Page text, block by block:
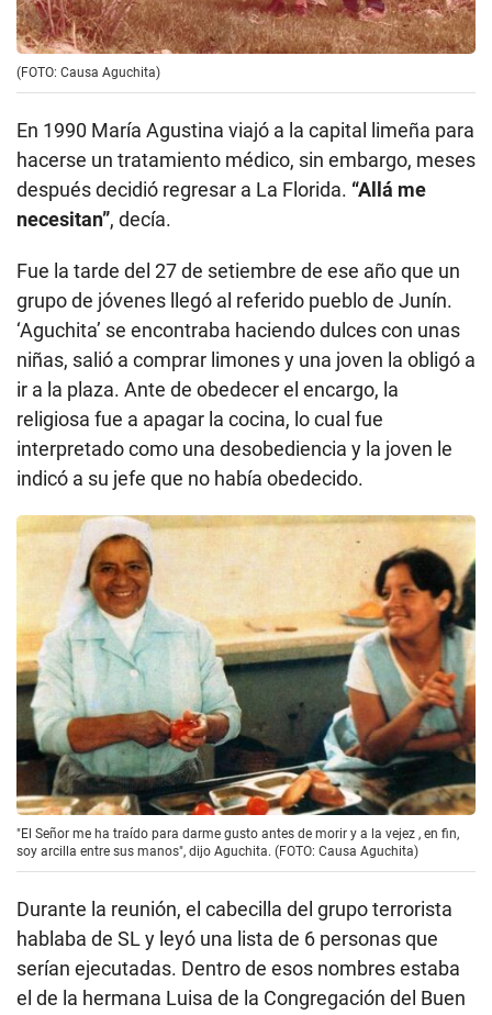
(FOTO: Causa Aguchita)
En 1990 María Agustina viajó a la capital limeña para
hacerse un tratamiento médico, sin embargo, meses
después decidió regresar a La Florida. “Allá me
necesitan”, decía.
Fue la tarde del 27 de setiembre de ese año que un
grupo de jóvenes llegó al referido pueblo de Junín.
‘Aguchita’ se encontraba haciendo dulces con unas
niñas, salió a comprar limones y una joven la obligó a
ir a la plaza. Ante de obedecer el encargo, la
religiosa fue a apagar la cocina, lo cual fue
interpretado como una desobediencia y la joven le
indicó a su jefe que no había obedecido.
"El Señor me ha traído para darme gusto antes de morir y a la vejez , en fin,
soy arcilla entre sus manos", dijo Aguchita. (FOTO: Causa Aguchita)
Durante la reunión, el cabecilla del grupo terrorista
hablaba de SL y leyó una lista de 6 personas que
serían ejecutadas. Dentro de esos nombres estaba
el de la hermana Luisa de la Congregación del Buen